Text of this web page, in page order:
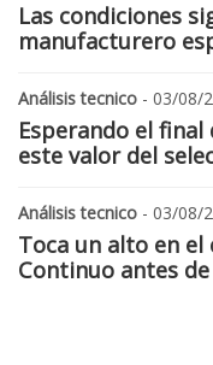
Las condiciones
manufacturero
Análisis tecnico - 03/08/
Esperando el
este valor del
Análisis tecnico - 03/08/
Toca un alto en
Continuo antes